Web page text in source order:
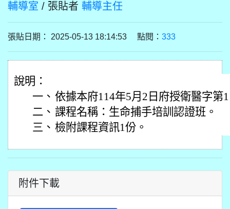
輔導室 / 張貼者 輔導主任
張貼日期： 2025-05-13 18:14:53 點閱： 333
說明：
一、 依據本府114年5月2日府授衛醫字第
二、 課程名稱：生命捕手培訓認證班。
三、 檢附課程資訊1份。
附件下載